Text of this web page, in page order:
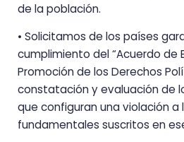
de la población.
• Solicitamos de los países
cumplimiento del “Acuerdo de
Promoción de los Derechos
constatación y evaluación de
que configuran una violación a
fundamentales suscritos en